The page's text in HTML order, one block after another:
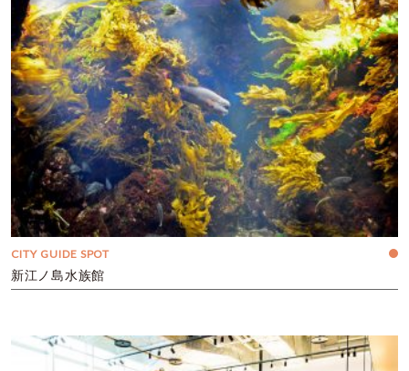
CITY GUIDE SPOT
新江ノ島水族館